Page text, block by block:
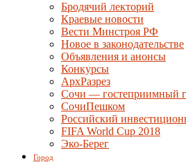
Бродячий лекторий
Краевые новости
Вести Минстроя РФ
Новое в законодательстве
Объявления и анонсы
Конкурсы
АрхРазрез
Сочи — гостеприимный
СочиПешком
Российский
FIFA World Cup 2018
Эко-Берег
Город